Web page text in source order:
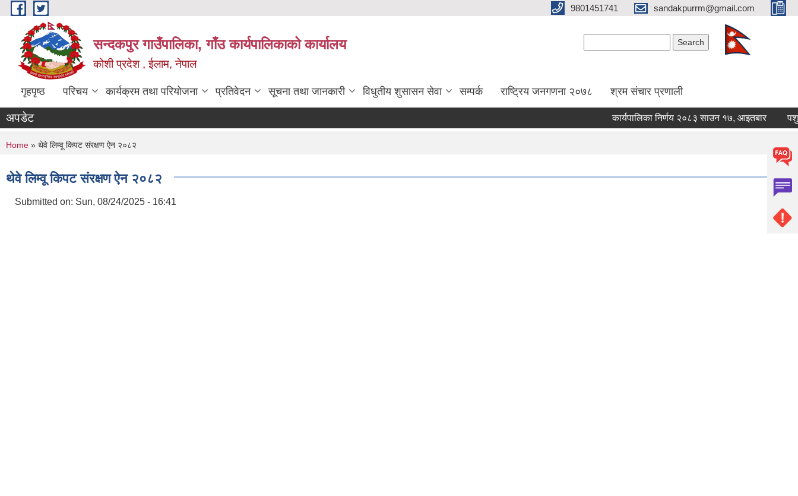
Skip to main content 9801451741 sandakpurrm@gmail.com
सन्दकपुर गाउँपालिका, गाँउ कार्यपालिकाको कार्यालय
कोशी प्रदेश , ईलाम, नेपाल
गृहपृष्ठ परिचय कार्यक्रम तथा परियोजना प्रतिवेदन सूचना तथा जानकारी विधुतीय शुसासन सेवा सम्पर्क राष्ट्रिय जनगणना २०७८ श्रम संचार प्रणाली
अपडेट कार्यपालिका निर्णय २०८३ साउन १७, आइतबार
You are here
Home » थेवे लिम्वू किपट संरक्षण ऐन २०८२
थेवे लिम्वू किपट संरक्षण ऐन २०८२
Submitted on: Sun, 08/24/2025 - 16:41